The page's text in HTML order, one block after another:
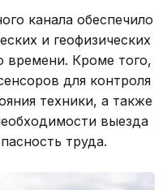
канала обеспечило
и геофизических
времени. Кроме того,
для контроля
техники, а также
выезда
труда.